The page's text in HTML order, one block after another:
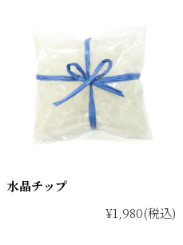
水晶チップ
¥1,980(税込)